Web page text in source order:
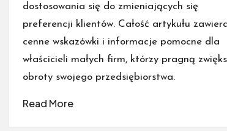
dostosowania się do zmieniających się
preferencji klientów. Całość artykułu
cenne wskazówki i informacje pomocne dla
właścicieli małych firm, którzy pragną
obroty swojego przedsiębiorstwa.
Read More